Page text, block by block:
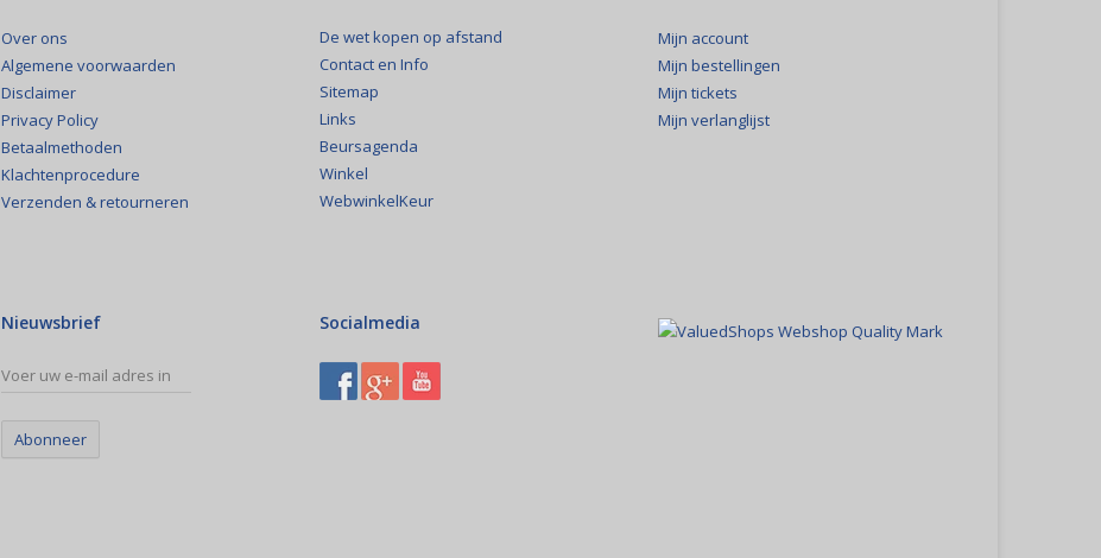
Channel
Ersatzteile zu unseren Artikeln finden Sie
Over ons
Algemene voorwaarden
Disclaimer
Privacy Policy
Betaalmethoden
Klachtenprocedure
Verzenden & retourneren
De wet kopen op afstand
Contact en Info
Sitemap
Links
Beursagenda
Winkel
WebwinkelKeur
Mijn account
Mijn bestellingen
Mijn tickets
Mijn verlanglijst
Nieuwsbrief
Abonneer
Socialmedia